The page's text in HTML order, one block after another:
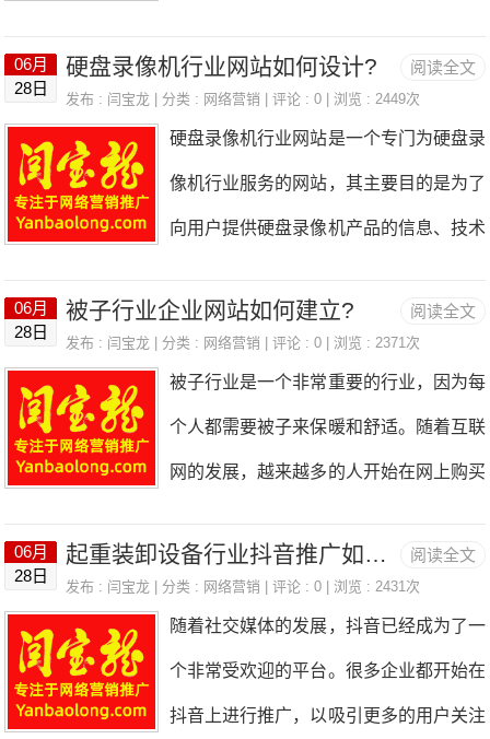
电商、B2B、教育、医疗、金融、本地生
质等信息，让消费者更加了解产品。2.使
用场景：展示二手床在不同的使用场景下
的效果，例如卧室、客厅等。3.客户评
价：展示消费者对二手床的评价和使用体
验，增加消费者的信任度。4.售后服务：
政策、维修保养等。二、准备拍摄设备拍
该突出品牌形象和特色，展示最新的产品
品鉴技巧，帮助用户了解葡萄酒的文化和
品质，提高用户的购买体验。5.网站应该
提供在线购买和配送服务，方便用户购买
和收货。6.网站应该提供客户服务和售后
服务，包括在线咨询、退换货等，提高用
交媒体分享和评论功能，方便用户分享和
阅读全文
06月
28日
硬盘录像机行业网站如何设计?
发布 : 闫宝龙 | 分类 : 网络营销 | 评论 : 0 | 浏览 : 2449次
硬盘录像机行业网站是一个专门为硬盘录
像机行业服务的网站，其主要目的是为了
向用户提供硬盘录像机产品的信息、技术
计一个好的硬盘录像机行业网站对于企业
格应该以简洁、大气、专业为主，突出硬
盘录像机产品的特点和优势。网站的色彩
搭配应该以蓝色、黑色、白色为主，突出
企业的专业性和稳定性。2.网站布局硬盘
录像机行业网站的布局应该简洁明了，突
阅读全文
06月
28日
被子行业企业网站如何建立?
发布 : 闫宝龙 | 分类 : 网络营销 | 评论 : 0 | 浏览 : 2371次
被子行业是一个非常重要的行业，因为每
个人都需要被子来保暖和舒适。随着互联
网的发展，越来越多的人开始在网上购买
是非常必要的。下面是一些关于如何建立
阅读全文
06月
28日
起重装卸设备行业抖音推广如何做?
发布 : 闫宝龙 | 分类 : 网络营销 | 评论 : 0 | 浏览 : 2431次
随着社交媒体的发展，抖音已经成为了一
个非常受欢迎的平台。很多企业都开始在
抖音上进行推广，以吸引更多的用户关注